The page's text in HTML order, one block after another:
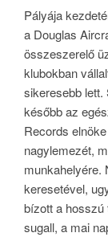
Pályája
a Douglas
összeszerelő
klubokban
sikeresebb lett.
később az
Records
nagylemezét,
munkahelyére.
keresetével,
bízott a hosszú
sugall, a mai